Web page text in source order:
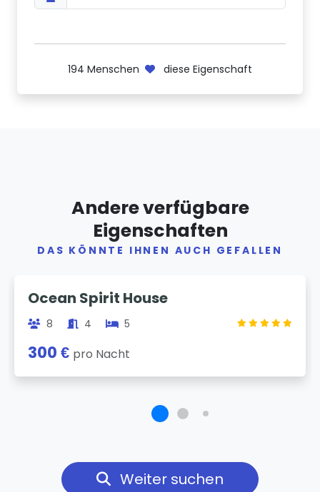
194 Menschen diese Eigenschaft
Andere verfügbare
Eigenschaften
DAS KÖNNTE IHNEN AUCH GEFALLEN
Ocean Spirit House
8 4 5
300 € pro Nacht
Weiter suchen